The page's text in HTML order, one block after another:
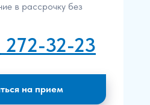
в рассрочку без
32-23
на прием